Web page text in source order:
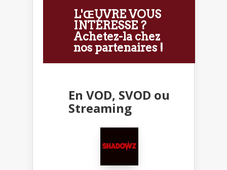
L'ŒUVRE VOUS
INTÉRESSE ?
Achetez-la chez
nos partenaires !
En VOD, SVOD ou
Streaming